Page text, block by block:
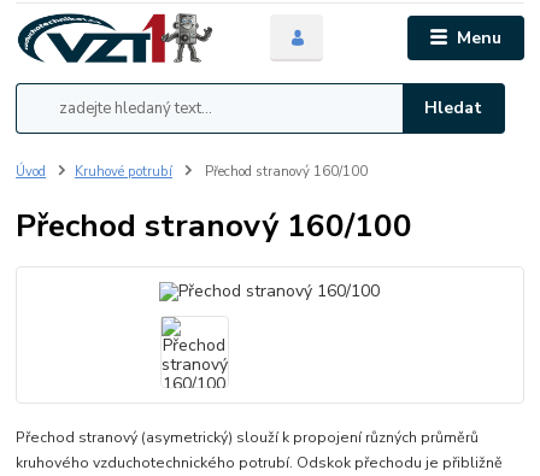
Menu
Hledat
Úvod Kruhové potrubí Přechod stranový 160/100
Přechod stranový 160/100
Přechod stranový (asymetrický) slouží k propojení různých průměrů
kruhového vzduchotechnického potrubí. Odskok přechodu je přibližně